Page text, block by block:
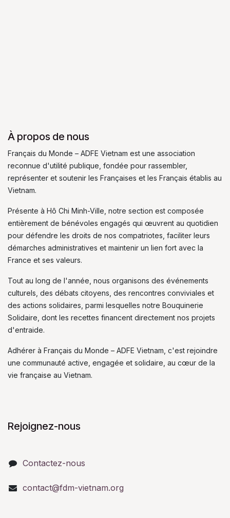
À propos de nous
Français du Monde – ADFE Vietnam est une association
reconnue d'utilité publique, fondée pour rassembler,
représenter et soutenir les Françaises et les Français établis au
Vietnam.
Présente à Hô Chi Minh-Ville, notre section est composée
entièrement de bénévoles engagés qui œuvrent au quotidien
pour défendre les droits de nos compatriotes, faciliter leurs
démarches administratives et maintenir un lien fort avec la
France et ses valeurs.
Tout au long de l'année, nous organisons des événements
culturels, des débats citoyens, des rencontres conviviales et
des actions solidaires, parmi lesquelles notre Bouquinerie
Solidaire, dont les recettes financent directement nos projets
d'entraide.
Adhérer à Français du Monde – ADFE Vietnam, c'est rejoindre
une communauté active, engagée et solidaire, au cœur de la
vie française au Vietnam.
Rejoignez-nous
Contactez-nous
contact@fdm-vietnam.org